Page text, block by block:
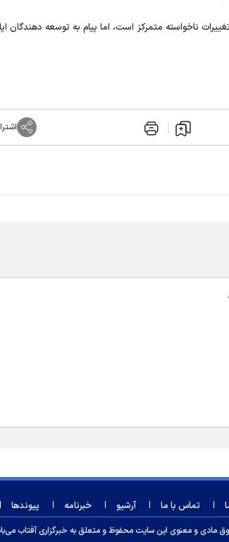
ناخواسته متمرکز است، اما پیام به توسعه دهندگان
تماس با ما آرشیو خبرنامه پیوندها
مادی و معنوی این سایت محفوظ و متعلق به خبرگزاری آفتاب